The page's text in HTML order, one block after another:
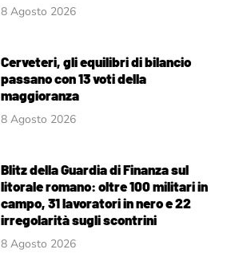
8 Agosto 2026
Cerveteri, gli equilibri di bilancio
passano con 13 voti della
maggioranza
8 Agosto 2026
Blitz della Guardia di Finanza sul
litorale romano: oltre 100 militari in
campo, 31 lavoratori in nero e 22
irregolarità sugli scontrini
8 Agosto 2026